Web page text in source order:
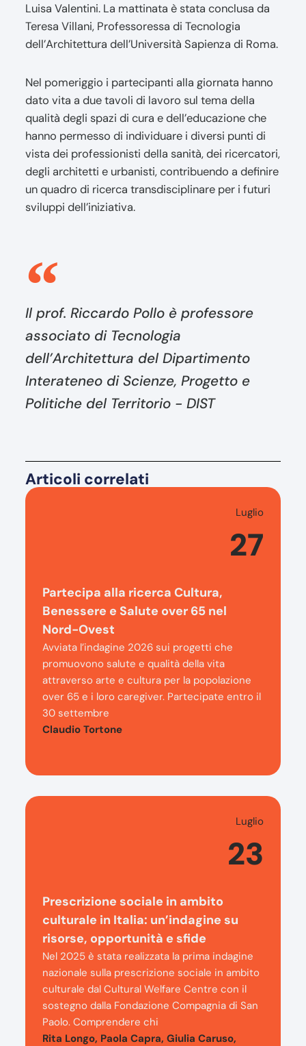
Luisa Valentini. La mattinata è stata conclusa da
Teresa Villani, Professoressa di Tecnologia
dell’Architettura dell’Università Sapienza di Roma.
Nel pomeriggio i partecipanti alla giornata hanno
dato vita a due tavoli di lavoro sul tema della
qualità degli spazi di cura e dell’educazione che
hanno permesso di individuare i diversi punti di
vista dei professionisti della sanità, dei ricercatori,
degli architetti e urbanisti, contribuendo a definire
un quadro di ricerca transdisciplinare per i futuri
sviluppi dell’iniziativa.
Il prof. Riccardo Pollo è professore
associato di Tecnologia
dell’Architettura del Dipartimento
Interateneo di Scienze, Progetto e
Politiche del Territorio - DIST
Articoli correlati
Luglio
27
Partecipa alla ricerca Cultura,
Benessere e Salute over 65 nel
Nord-Ovest
Avviata l’indagine 2026 sui progetti che
promuovono salute e qualità della vita
attraverso arte e cultura per la popolazione
over 65 e i loro caregiver. Partecipate entro il
30 settembre
Claudio Tortone
Luglio
23
Prescrizione sociale in ambito
culturale in Italia: un’indagine su
risorse, opportunità e sfide
Nel 2025 è stata realizzata la prima indagine
nazionale sulla prescrizione sociale in ambito
culturale dal Cultural Welfare Centre con il
sostegno dalla Fondazione Compagnia di San
Paolo. Comprendere chi
Rita Longo, Paola Capra, Giulia Caruso,